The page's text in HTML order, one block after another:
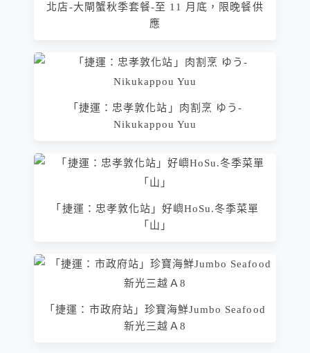
北店-大閘蟹秋季套餐-至 11 月底，限晚餐供
應
「捷運：忠孝敦化站」肉割烹 ゆう-
Nikukappou Yuu
「捷運：忠孝敦化站」好嶼HoSu.冬季菜單
「山」
「捷運：市政府站」珍寶海鮮Jumbo Seafood
新光三越Ａ8